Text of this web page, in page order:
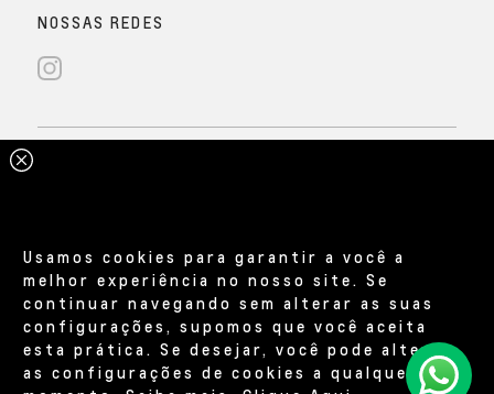
Usamos cookies para garantir a você a
melhor experiência no nosso site. Se
continuar navegando sem alterar as suas
configurações, supomos que você aceita
esta prática. Se desejar, você pode alterar
as configurações de cookies a qualquer